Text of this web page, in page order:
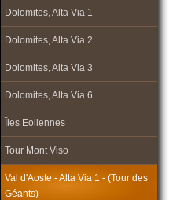
Dolomites, Alta Via 1
Dolomites, Alta Via 2
Dolomites, Alta Via 3
Dolomites, Alta Via 6
Îles Eoliennes
Tour Mont Viso
Val d'Aoste - Alta Via 1 - (Tour des
Géants)